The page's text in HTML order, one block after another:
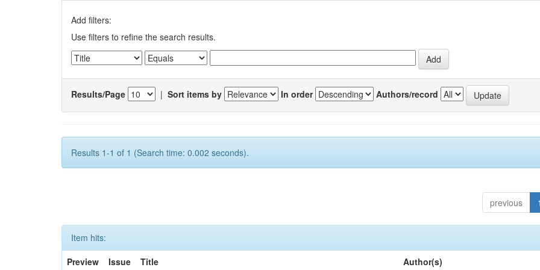
Add filters:
Use filters to refine the search results.
Results/Page | Sort items by In order Authors/record
Results 1-1 of 1 (Search time: 0.002 seconds).
previous 1
Item hits:
Preview
Issue
Title Author(s)